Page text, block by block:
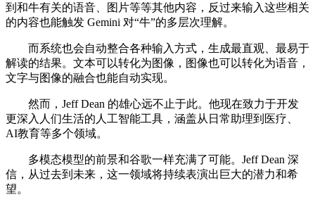
到和牛有关的语音、图片等等其他内容，反过来输入这些相关
的内容也能触发 Gemini 对“牛”的多层次理解。
而系统也会自动整合各种输入方式，生成最直观、最易于
解读的结果。文本可以转化为图像，图像也可以转化为语音，
文字与图像的融合也能自动实现。
然而，Jeff Dean 的雄心远不止于此。他现在致力于开发
更深入人们生活的人工智能工具，涵盖从日常助理到医疗、
AI教育等多个领域。
多模态模型的前景和谷歌一样充满了可能。Jeff Dean 深
信，从过去到未来，这一领域将持续表演出巨大的潜力和希
望。